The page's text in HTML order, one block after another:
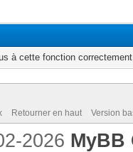
à cette fonction
Retourner en haut Version
2026 MyBB